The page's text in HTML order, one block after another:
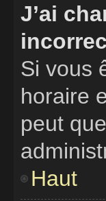
J’ai
Si vous
horaire
peut
Haut